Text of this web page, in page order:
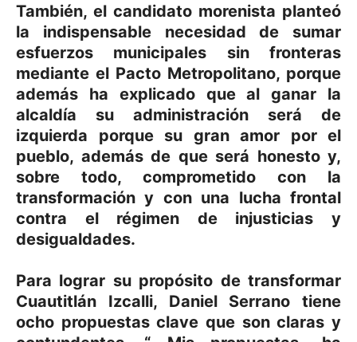
También, el candidato morenista planteó
la indispensable necesidad de sumar
esfuerzos municipales sin fronteras
mediante el Pacto Metropolitano, porque
además ha explicado que al ganar la
alcaldía su administración será de
izquierda porque su gran amor por el
pueblo, además de que será honesto y,
sobre todo, comprometido con la
transformación y con una lucha frontal
contra el régimen de injusticias y
desigualdades.
Para lograr su propósito de transformar
Cuautitlán Izcalli, Daniel Serrano tiene
ocho propuestas clave que son claras y